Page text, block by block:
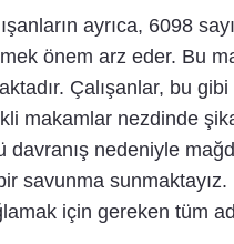
ayrıca, 6098
önem arz eder. Bu
Çalışanlar, bu
makamlar nezdinde
nedeniyle
savunma
için gereken tüm